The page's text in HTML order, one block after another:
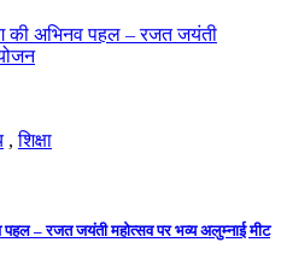
,शिक्षा
– रजत जयंती महोत्सव पर भव्य अलुम्नाई मीट